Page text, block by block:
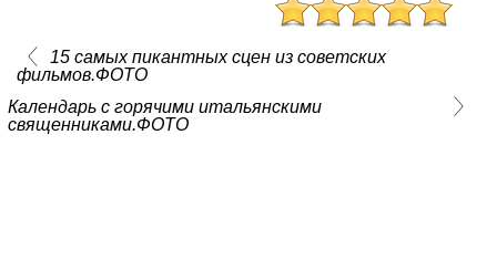
15 самых пикантных сцен из советских
фильмов.ФОТО
Календарь с горячими итальянскими
священниками.ФОТО